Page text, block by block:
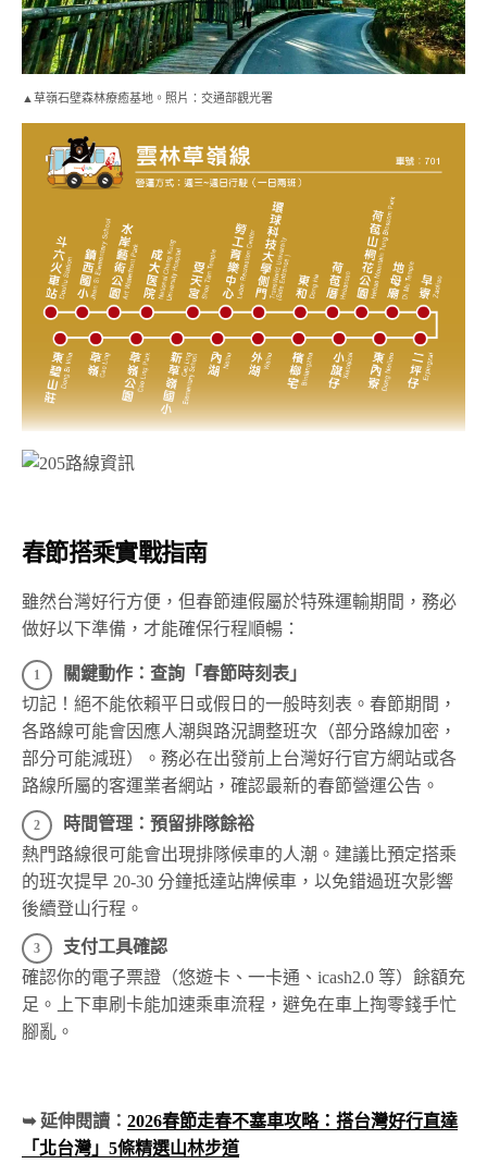
打卡點，強烈建議事先查好轉乘資訊或安排當地民宿接
駁，以免步行距離過長。
春節搭乘實戰指南
雖然台灣好行方便，但春節連假屬於特殊運輸期間，務必
做好以下準備，才能確保行程順暢：
關鍵動作：查詢「春節時刻表」
切記！絕不能依賴平日或假日的一般時刻表。春節期間，
路線所屬的客運業者網站，確認最新的春節營運公告。
時間管理：預留排隊餘裕